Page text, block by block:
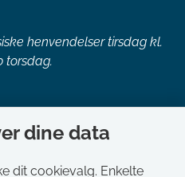
henvendelser tirsdag kl.
torsdag.
dine data
dit cookievalg. Enkelte